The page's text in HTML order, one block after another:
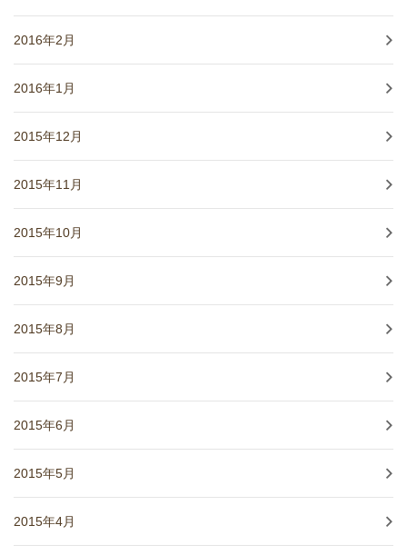
2016年2月
2016年1月
2015年12月
2015年11月
2015年10月
2015年9月
2015年8月
2015年7月
2015年6月
2015年5月
2015年4月